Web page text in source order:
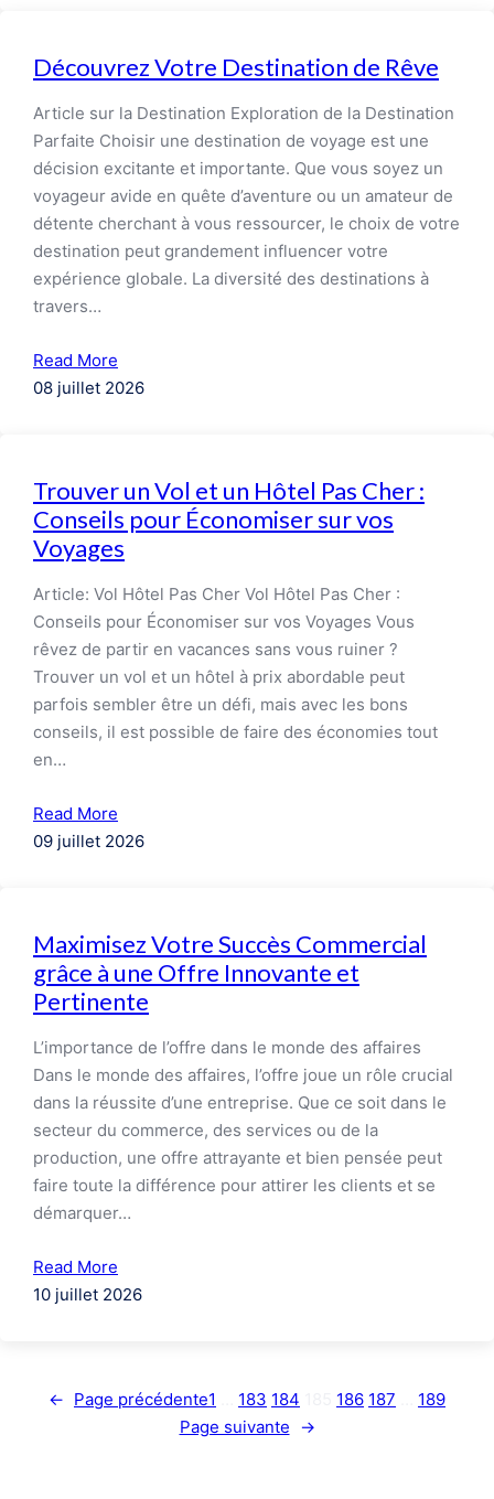
Découvrez Votre Destination de Rêve
Article sur la Destination Exploration de la Destination
Parfaite Choisir une destination de voyage est une
décision excitante et importante. Que vous soyez un
voyageur avide en quête d’aventure ou un amateur de
détente cherchant à vous ressourcer, le choix de votre
destination peut grandement influencer votre
expérience globale. La diversité des destinations à
travers…
Read More
08 juillet 2026
Trouver un Vol et un Hôtel Pas Cher :
Conseils pour Économiser sur vos
Voyages
Article: Vol Hôtel Pas Cher Vol Hôtel Pas Cher :
Conseils pour Économiser sur vos Voyages Vous
rêvez de partir en vacances sans vous ruiner ?
Trouver un vol et un hôtel à prix abordable peut
parfois sembler être un défi, mais avec les bons
conseils, il est possible de faire des économies tout
en…
Read More
09 juillet 2026
Maximisez Votre Succès Commercial
grâce à une Offre Innovante et
Pertinente
L’importance de l’offre dans le monde des affaires
Dans le monde des affaires, l’offre joue un rôle crucial
dans la réussite d’une entreprise. Que ce soit dans le
secteur du commerce, des services ou de la
production, une offre attrayante et bien pensée peut
faire toute la différence pour attirer les clients et se
démarquer…
Read More
10 juillet 2026
← Page précédente1 183 184 186 187
189
Page suivante →